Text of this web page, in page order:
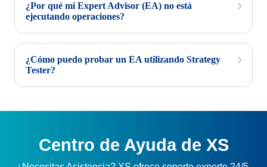
¿Por qué mi Expert Advisor (EA) no está
ejecutando operaciones?
¿Cómo puedo probar un EA utilizando Strategy
Tester?
Centro de Ayuda de XS